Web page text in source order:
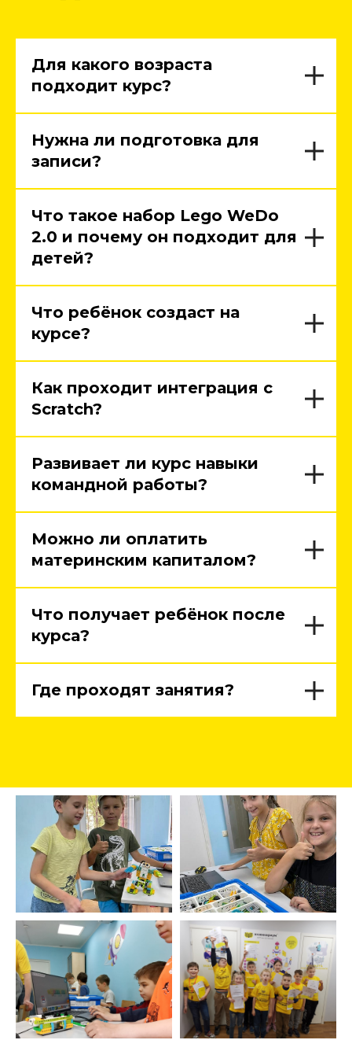
Для какого возраста
подходит курс?
Нужна ли подготовка для
записи?
Что такое набор Lego WeDo
2.0 и почему он подходит для
детей?
Что ребёнок создаст на
курсе?
Как проходит интеграция с
Scratch?
Развивает ли курс навыки
командной работы?
Можно ли оплатить
материнским капиталом?
Что получает ребёнок после
курса?
Где проходят занятия?